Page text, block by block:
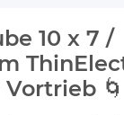
10 x 7 /
🌀